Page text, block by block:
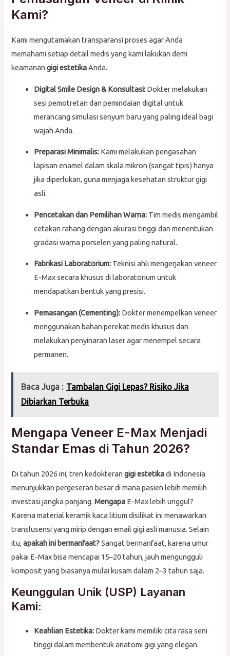
Kami?
Kami mengutamakan transparansi proses agar Anda
memahami setiap detail medis yang kami lakukan demi
keamanangigi estetikaAnda.
Digital Smile Design & Konsultasi: Dokter melakukan
sesi pemotretan dan pemindaian digital untuk
merancang simulasi senyum baru yang paling ideal bagi
wajah Anda.
Preparasi Minimalis: Kami melakukan pengasahan
lapisan enamel dalam skala mikron (sangat tipis) hanya
jika diperlukan, guna menjaga kesehatan struktur gigi
asli.
Pencetakan dan Pemilihan Warna: Tim medis mengambil
cetakan rahang dengan akurasi tinggi dan menentukan
gradasi warna porselen yang paling natural.
Fabrikasi Laboratorium: Teknisi ahli mengerjakan veneer
E-Max secara khusus di laboratorium untuk
mendapatkan bentuk yang presisi.
Pemasangan (Cementing): Dokter menempelkan veneer
menggunakan bahan perekat medis khusus dan
melakukan penyinaran laser agar menempel secara
permanen.
Baca Juga : Tambalan Gigi Lepas? Risiko Jika
Dibiarkan Terbuka
Mengapa Veneer E-Max Menjadi
Standar Emas di Tahun 2026?
Di tahun 2026 ini, tren kedokterangigi estetikadi Indonesia
menunjukkan pergeseran besar di mana pasien lebih memilih
investasi jangka panjang.Mengapa E-Max lebih unggul?
Karena material keramik kaca litium disilikat ini menawarkan
translusensi yang mirip dengan email gigi asli manusia. Selain
itu,apakah ini bermanfaat?Sangat bermanfaat, karena umur
pakai E-Max bisa mencapai 15–20 tahun, jauh mengungguli
komposit yang biasanya mulai kusam dalam 2–3 tahun saja.
Keunggulan Unik (USP) Layanan
Kami:
Keahlian Estetika: Dokter kami memiliki cita rasa seni
tinggi dalam membentuk anatomi gigi yang elegan.